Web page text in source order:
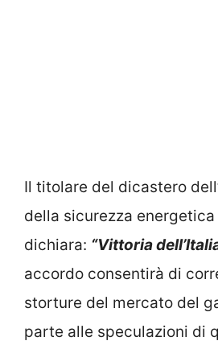
Il titolare del dicastero
della sicurezza energetica
dichiara: “Vittoria
accordo consentirà di
storture del mercato del
parte alle speculazioni di